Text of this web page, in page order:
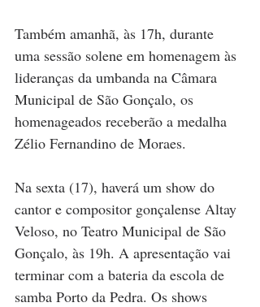
Também amanhã, às 17h, durante
uma sessão solene em homenagem às
lideranças da umbanda na Câmara
Municipal de São Gonçalo, os
homenageados receberão a medalha
Zélio Fernandino de Moraes.
Na sexta (17), haverá um show do
cantor e compositor gonçalense Altay
Veloso, no Teatro Municipal de São
Gonçalo, às 19h. A apresentação vai
terminar com a bateria da escola de
samba Porto da Pedra. Os shows